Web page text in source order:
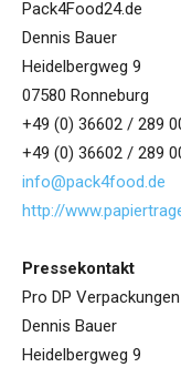
Pack4Food24.de
Dennis Bauer
Heidelbergweg 9
07580 Ronneburg
+49 (0) 36602 / 289
+49 (0) 36602 / 289
info@pack4food.de
http://
Pressekontakt
Pro DP Verpackungen
Dennis Bauer
Heidelbergweg 9